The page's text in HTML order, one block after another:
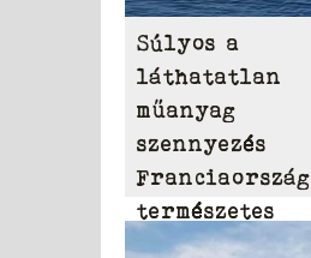
Súlyos a
láthatatlan
műanyag
szennyezés
Franciaország
természetes
vizeiben